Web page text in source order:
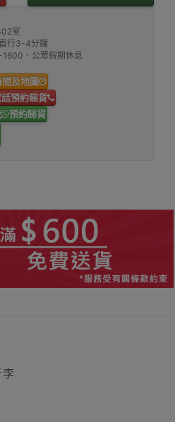
室
行3-4分鐘
、公眾假期休息
及地圖
預約睇貨
預約睇貨